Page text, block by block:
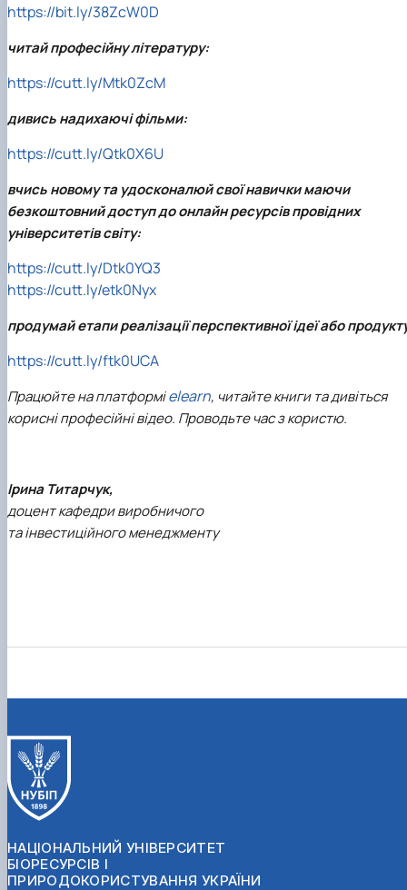
https://bit.ly/38ZcW0D
читай професійну літературу:
https://cutt.ly/Mtk0ZcM
дивись надихаючі фільми:
https://cutt.ly/Qtk0X6U
вчись новому та удосконалюй свої навички маючи
безкоштовний доступ до онлайн ресурсів провідних
університетів світу:
https://cutt.ly/Dtk0YQ3
https://cutt.ly/etk0Nyx
продумай етапи реалізації перспективної ідеї або
https://cutt.ly/ftk0UCA
Працюйте на платформіelearn, читайте книги та дивіться
корисні професійні відео. Проводьте час з користю.
Ірина Титарчук,
доцент кафедри виробничого
та інвестиційного менеджменту
НАЦІОНАЛЬНИЙ УНІВЕРСИТЕТ
БІОРЕСУРСІВ І
ПРИРОДОКОРИСТУВАННЯ УКРАЇНИ